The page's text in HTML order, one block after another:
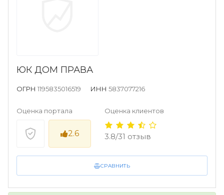
СРАВНИТЬ
ЮК ДОМ ПРАВА
ОГРН 1195835016519 ИНН 5837077216
Оценка портала
2.6
Оценка клиентов
3.8/31 отзыв